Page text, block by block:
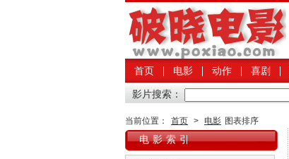
首页 电影 动作 喜剧
影片搜索：
当前位置： 首页 > 电影 图表排序
电影索引